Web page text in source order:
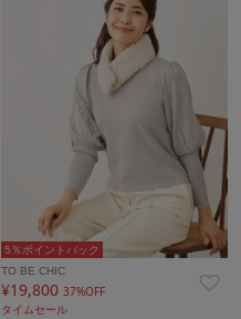
5％ポイントバック
TO BE CHIC
¥19,80037%OFF
タイムセール